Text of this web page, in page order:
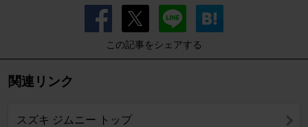
この記事をシェアする
関連リンク
スズキ ジムニー トップ